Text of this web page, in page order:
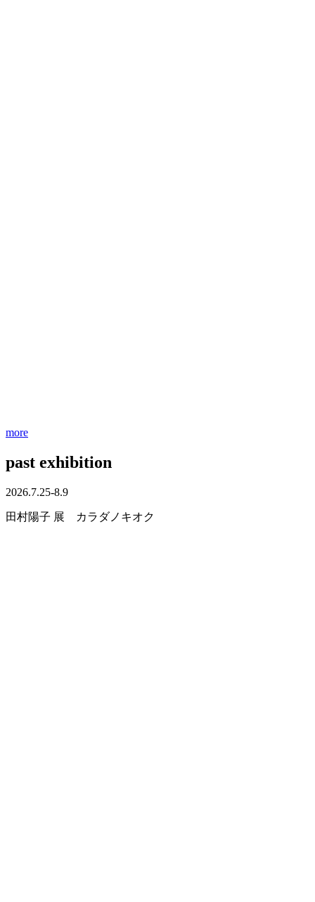
more
past exhibition
2026.7.25-8.9
田村陽子 展 カラダノキオク